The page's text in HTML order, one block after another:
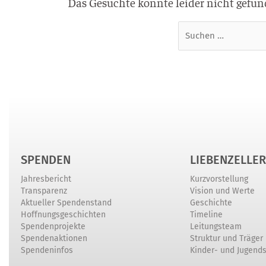
SPENDEN
Jahresbericht
Transparenz
Aktueller Spendenstand
Hoffnungsgeschichten
Spendenprojekte
Spendenaktionen
Spendeninfos
Kurzvorstellung
Vision und Werte
Geschichte
Timeline
Leitungsteam
Struktur und Träger
Kinder- und